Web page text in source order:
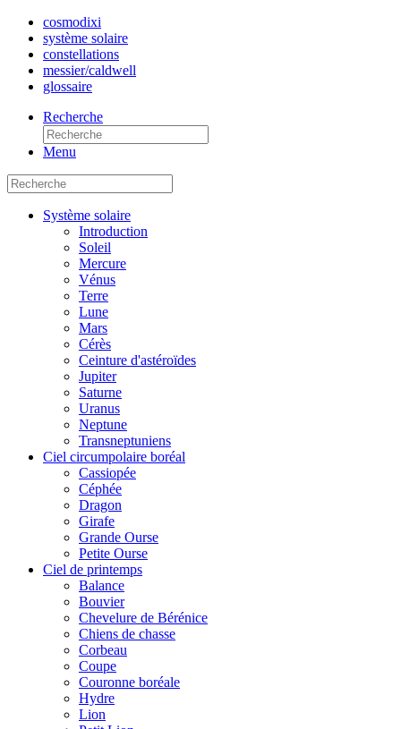
cosmodixi
système solaire
constellations
messier/caldwell
glossaire
Recherche
Menu
Système solaire
Introduction
Soleil
Mercure
Vénus
Terre
Lune
Mars
Cérès
Ceinture d'astéroïdes
Jupiter
Saturne
Uranus
Neptune
Transneptuniens
Ciel circumpolaire boréal
Cassiopée
Céphée
Dragon
Girafe
Grande Ourse
Petite Ourse
Ciel de printemps
Balance
Bouvier
Chevelure de Bérénice
Chiens de chasse
Corbeau
Coupe
Couronne boréale
Hydre
Lion